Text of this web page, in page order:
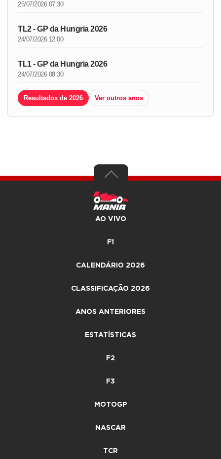
25/07/2026 07:30
TL2 - GP da Hungria 2026
24/07/2026 12:00
TL1 - GP da Hungria 2026
24/07/2026 08:30
Resultados de 2026 Ver outros anos
AO VIVO
F1
CALENDÁRIO 2026
CLASSIFICAÇÃO 2026
ANOS ANTERIORES
ESTATÍSTICAS
F2
F3
MOTOGP
NASCAR
TCR